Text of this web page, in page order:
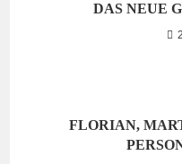
DAS NEUE
FLORIAN,